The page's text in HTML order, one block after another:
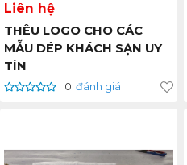
Liên hệ
THÊU LOGO CHO CÁC
MẪU DÉP KHÁCH SẠN UY
TÍN
0 đánh giá